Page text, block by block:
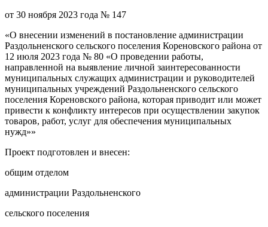
от 30 ноября 2023 года № 147
«О внесении изменений в постановление администрации
Раздольненского сельского поселения Кореновского района от
12 июля 2023 года № 80 «О проведении работы,
направленной на выявление личной заинтересованности
муниципальных служащих администрации и руководителей
муниципальных учреждений Раздольненского сельского
поселения Кореновского района, которая приводит или может
привести к конфликту интересов при осуществлении закупок
товаров, работ, услуг для обеспечения муниципальных
нужд»»
Проект подготовлен и внесен:
общим отделом
администрации Раздольненского
сельского поселения